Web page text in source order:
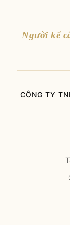
Người kể
CÔNG TY